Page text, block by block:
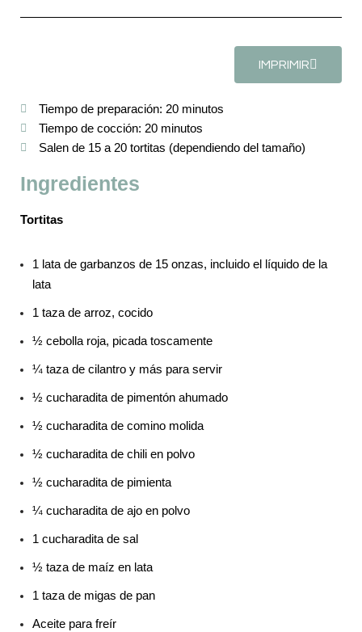
IMPRIMIR
Tiempo de preparación: 20 minutos
Tiempo de cocción: 20 minutos
Salen de 15 a 20 tortitas (dependiendo del tamaño)
Ingredientes
Tortitas
1 lata de garbanzos de 15 onzas, incluido el líquido de la
lata
1 taza de arroz, cocido
½ cebolla roja, picada toscamente
¼ taza de cilantro y más para servir
½ cucharadita de pimentón ahumado
½ cucharadita de comino molida
½ cucharadita de chili en polvo
½ cucharadita de pimienta
¼ cucharadita de ajo en polvo
1 cucharadita de sal
½ taza de maíz en lata
1 taza de migas de pan
Aceite para freír